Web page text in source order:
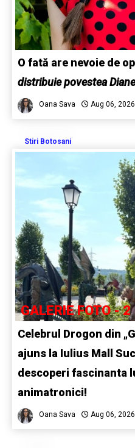
O fată are nevoie de
distribuie povestea
Oana Sava Aug 06, 2026
Stiri Botosani
GALERIE FOTO -
Celebrul Drogon din
ajuns la Iulius Mall
descoperi fascinanta
animatronici!
Oana Sava Aug 06, 2026